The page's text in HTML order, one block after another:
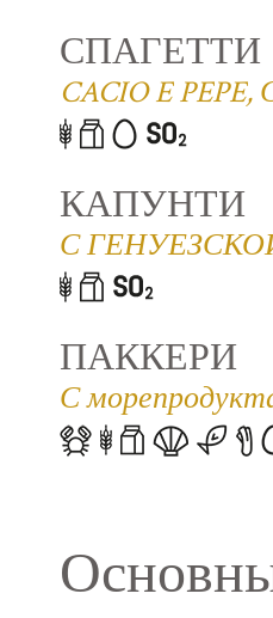
СПАГЕТТИ
CACIO E
КАПУНТИ
С
ПАККЕРИ
С